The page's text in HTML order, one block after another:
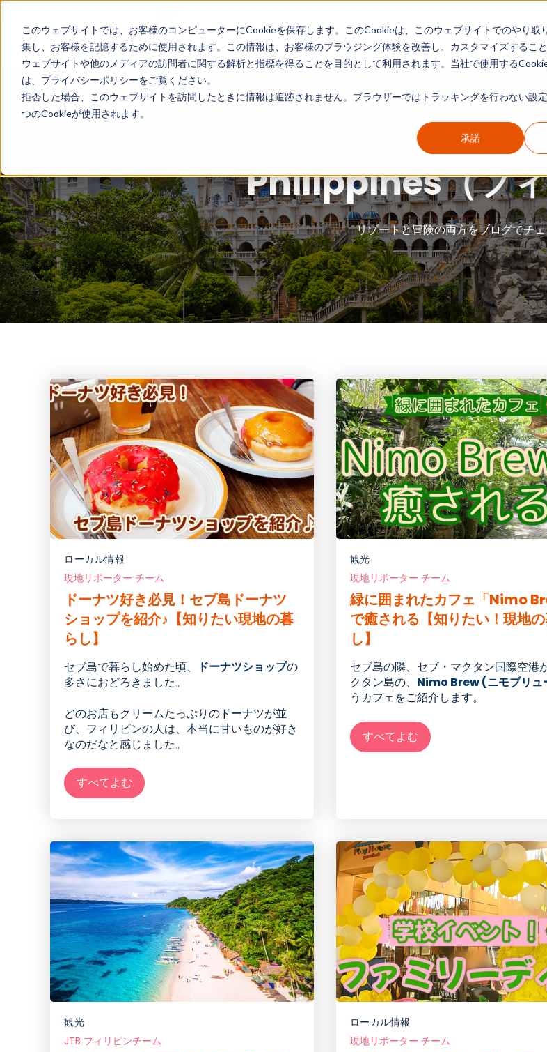
このウェブサイトでは、お客様のコンピューターにCookieを保存します。このCookieは、このウェブサイトでのやり取
集し、お客様を記憶するために使用されます。この情報は、お客様のブラウジング体験を改善し、カスタマイズするこ
ウェブサイトや他のメディアの訪問者に関する解析と指標を得ることを目的として利用されます。当社で使用する
は、プライバシーポリシーをご覧ください。
拒否した場合、このウェブサイトを訪問したときに情報は追跡されません。ブラウザーではトラッキングを行わない設
つのCookieが使用されます。
承諾
ホーム 国別ガイド 現地リポート カテゴリー別ガイド 情報
「エメラルドグリーンの海へ！フィリピ
Philippines（フ
リゾートと冒険の両方をブログでチ
ローカル情報
現地リポーター チーム
ドーナツ好き必見！セブ島ドーナツ
ショップを紹介♪【知りたい現地の暮
らし】
セブ島で暮らし始めた頃、 ドーナツショップの
多さにおどろきました。
どのお店もクリームたっぷりのドーナツが並
び、フィリピンの人は、本当に甘いものが好き
なのだなと感じました。
すべてよむ
観光
現地リポーター チーム
緑に囲まれたカフェ「Nimo
で癒される【知りたい！現地
し】
セブ島の隣、セブ・マクタン国際空港
クタン島の、 Nimo Brew (ニモブリュ
うカフェをご紹介します。
すべてよむ
観光
JTB フィリピンチーム
ローカル情報
現地リポーター チーム